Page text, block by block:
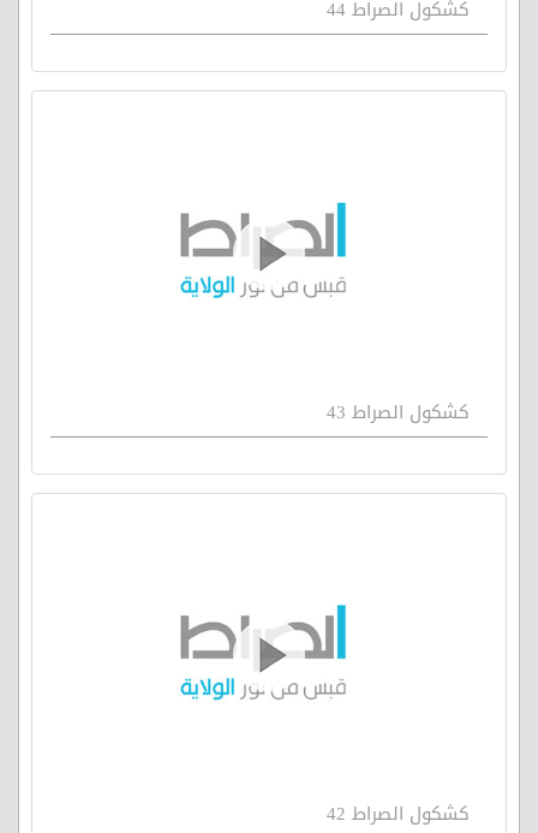
كشكول الصراط 44
كشكول الصراط 43
كشكول الصراط 42